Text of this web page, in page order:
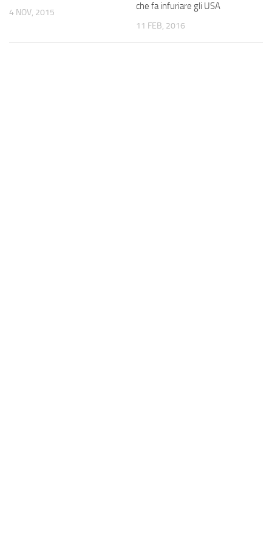
4 NOV, 2015
che fa infuriare gli USA
11 FEB, 2016